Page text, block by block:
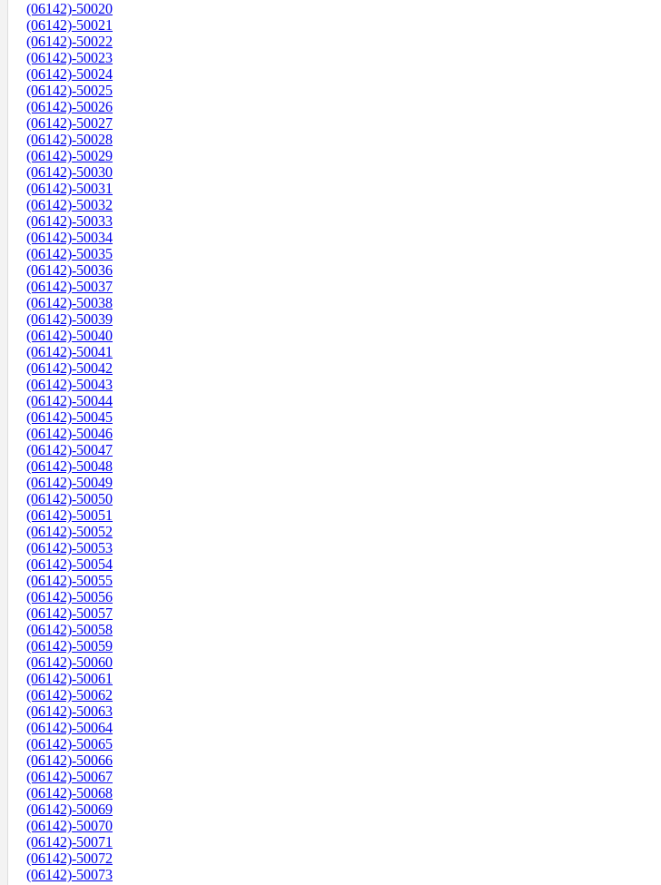
(06142)-50020
(06142)-50021
(06142)-50022
(06142)-50023
(06142)-50024
(06142)-50025
(06142)-50026
(06142)-50027
(06142)-50028
(06142)-50029
(06142)-50030
(06142)-50031
(06142)-50032
(06142)-50033
(06142)-50034
(06142)-50035
(06142)-50036
(06142)-50037
(06142)-50038
(06142)-50039
(06142)-50040
(06142)-50041
(06142)-50042
(06142)-50043
(06142)-50044
(06142)-50045
(06142)-50046
(06142)-50047
(06142)-50048
(06142)-50049
(06142)-50050
(06142)-50051
(06142)-50052
(06142)-50053
(06142)-50054
(06142)-50055
(06142)-50056
(06142)-50057
(06142)-50058
(06142)-50059
(06142)-50060
(06142)-50061
(06142)-50062
(06142)-50063
(06142)-50064
(06142)-50065
(06142)-50066
(06142)-50067
(06142)-50068
(06142)-50069
(06142)-50070
(06142)-50071
(06142)-50072
(06142)-50073